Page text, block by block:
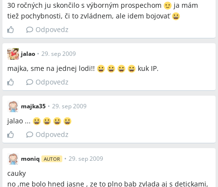
30 ročných ju skončilo s výborným prospechom
ja mám
tiež pochybnosti, či to zvládnem, ale idem bojovať
Odpovedz
jalao • 29. sep 2009
majka, sme na jednej lodi!!
kuk IP.
Odpovedz
majka35 • 29. sep 2009
jalao ...
Odpovedz
moniq AUTOR • 29. sep 2009
cauky
no ,me bolo hned jasne , ze to plno bab zvlada aj s detickami,